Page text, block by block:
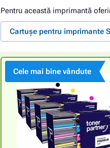
Pentru această imprimantă
Cartușe pentru imprimante
Cele mai bine vândute